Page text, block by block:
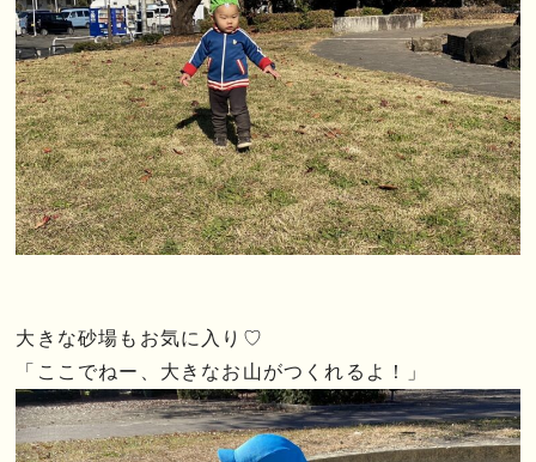
大きな砂場もお気に入り♡
「ここでねー、大きなお山がつくれるよ！」